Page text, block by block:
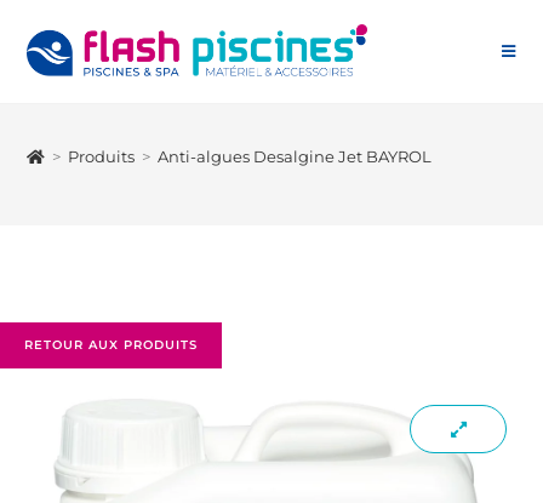
> Produits > Anti-algues Desalgine Jet BAYROL